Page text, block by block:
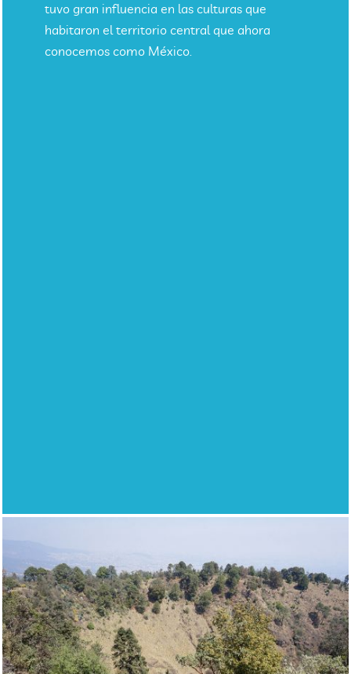
tuvo gran influencia en las culturas que
habitaron el territorio central que ahora
conocemos como México.